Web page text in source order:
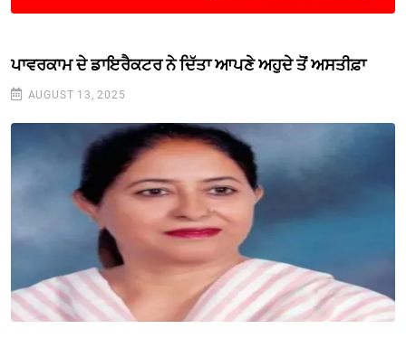
ਪਾਵਰਕਾਮ ਦੇ ਡਾਇਰੈਕਟਰ ਨੇ ਦਿੱਤਾ ਆਪਣੇ ਅਹੁਦੇ ਤੋਂ ਅਸਤੀਫ਼ਾ
AUGUST 13, 2025